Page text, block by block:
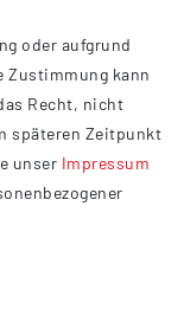
oder aufgrund
Zustimmung kann
Recht, nicht
späteren Zeitpunkt
unser Impressum